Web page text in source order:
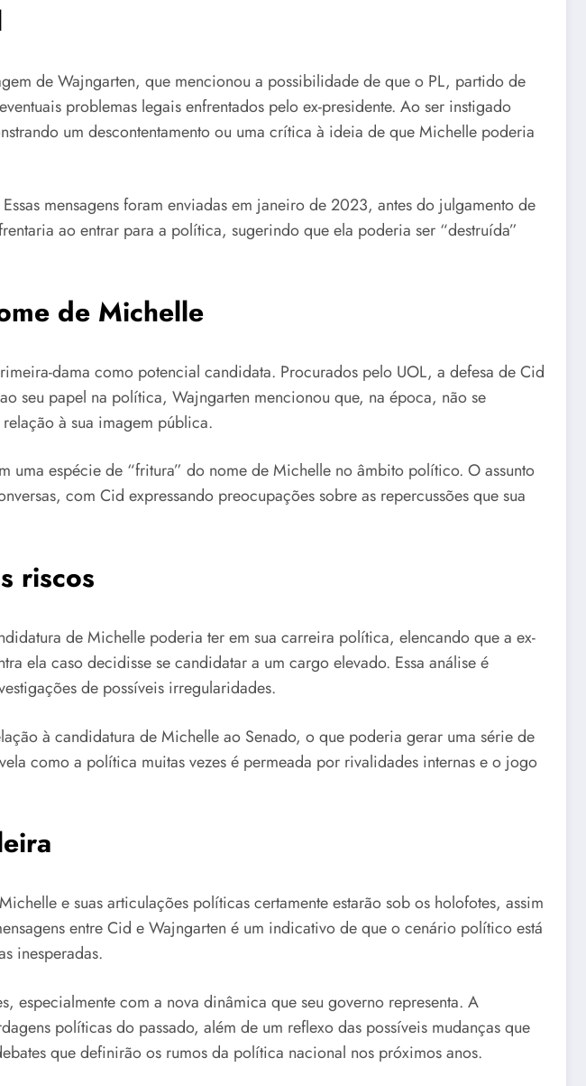
de Wajngarten, que mencionou a possibilidade de que o PL, partido de
problemas legais enfrentados pelo ex-presidente. Ao ser instigado
um descontentamento ou uma crítica à ideia de que Michelle poderia
mensagens foram enviadas em janeiro de 2023, antes do julgamento de
ao entrar para a política, sugerindo que ela poderia ser “destruída”
de Michelle
dama como potencial candidata. Procurados pelo UOL, a defesa de Cid
seu papel na política, Wajngarten mencionou que, na época, não se
à sua imagem pública.
uma espécie de “fritura” do nome de Michelle no âmbito político. O assunto
com Cid expressando preocupações sobre as repercussões que sua
riscos
de Michelle poderia ter em sua carreira política, elencando que a ex-
ela caso decidisse se candidatar a um cargo elevado. Essa análise é
de possíveis irregularidades.
à candidatura de Michelle ao Senado, o que poderia gerar uma série de
como a política muitas vezes é permeada por rivalidades internas e o jogo
e suas articulações políticas certamente estarão sob os holofotes, assim
entre Cid e Wajngarten é um indicativo de que o cenário político está
inesperadas.
especialmente com a nova dinâmica que seu governo representa. A
políticas do passado, além de um reflexo das possíveis mudanças que
que definirão os rumos da política nacional nos próximos anos.